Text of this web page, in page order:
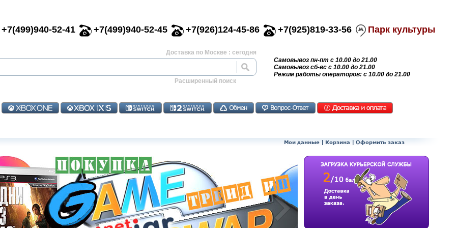
+7(499)940-52-41 +7(499)940-52-45 +7(926)124-45-86 +7(925)819-33-56 Парк культуры
Доставка по Москве : сегодня
Расширенный поиск
Самовывоз пн-пт с 10.00 до 21.00
Самовывоз сб-вс с 10.00 до 21.00
Режим работы операторов: с 10.00 до 21.00
Мои данные | Корзина | Оформить заказ